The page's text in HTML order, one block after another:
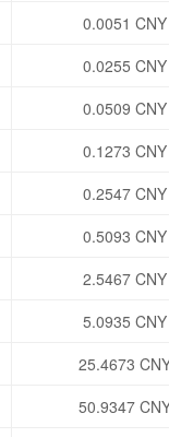
0.0051 CNY
0.0255 CNY
0.0509 CNY
0.1273 CNY
0.2547 CNY
0.5093 CNY
2.5467 CNY
5.0935 CNY
25.4673
50.9347